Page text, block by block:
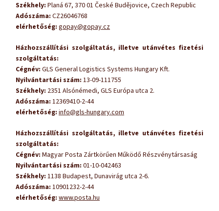
Székhely: Planá 67, 370 01 České Budějovice, Czech Republic
Adószáma: CZ26046768
elérhetőség: gopay@gopay.cz
Házhozszállítási szolgáltatás, illetve utánvétes fizetési
szolgáltatás:
Cégnév: GLS General Logistics Systems Hungary Kft.
Nyilvántartási szám: 13-09-111755
Székhely: 2351 Alsónémedi, GLS Európa utca 2.
Adószáma: 12369410-2-44
elérhetőség: info@gls-hungary.com
Házhozszállítási szolgáltatás, illetve utánvétes fizetési
szolgáltatás:
Cégnév: Magyar Posta Zártkörűen Működő Részvénytársaság
Nyilvántartási szám: 01-10-042463
Székhely: 1138 Budapest, Dunavirág utca 2-6.
Adószáma: 10901232-2-44
elérhetőség: www.posta.hu